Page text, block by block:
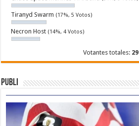
Tiranyd Swarm (17%, 5 Votos)
Necron Host (14%, 4 Votos)
Votantes totales: 29
Publi